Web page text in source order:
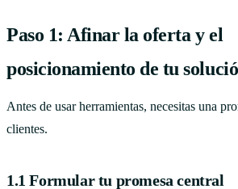
Paso 1: Afinar la oferta y el
posicionamiento de tu
Antes de usar herramientas, necesitas una
clientes.
1.1 Formular tu promesa central